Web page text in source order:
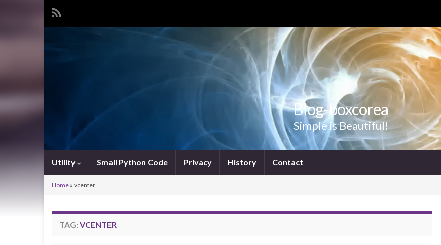
Blog-boxcorea
Simple is Beautiful!
Utility Small Python Code Privacy History Contact
Home » vcenter
TAG: VCENTER